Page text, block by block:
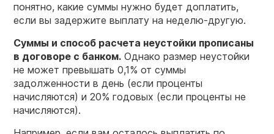
понятно, какие суммы нужно будет доплатить,
если вы задержите выплату на неделю-другую.
Суммы и способ расчета неустойки прописаны
в договоре с банком. Однако размер неустойки
не может превышать 0,1% от суммы
задолженности в день (если проценты
начисляются) и 20% годовых (если проценты не
начисляются).